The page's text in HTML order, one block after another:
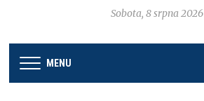
Sobota, 8 srpna 2026
MENU